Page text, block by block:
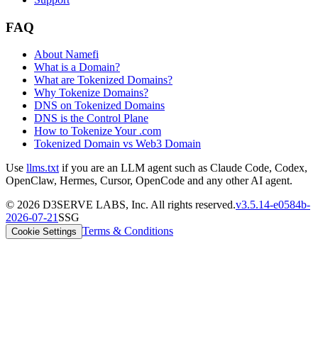
FAQ
About Namefi
What is a Domain?
What are Tokenized Domains?
Why Tokenize Domains?
DNS on Tokenized Domains
DNS is the Control Plane
How to Tokenize Your .com
Tokenized Domain vs Web3 Domain
Use llms.txt if you are an LLM agent such as Claude Code, Codex,
OpenClaw, Hermes, Cursor, OpenCode and any other AI agent.
© 2026 D3SERVE LABS, Inc. All rights reserved.v3.5.14-e0584b-
2026-07-21 SSG
Cookie Settings Terms & Conditions